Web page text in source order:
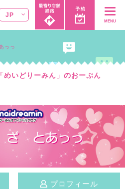
JP
MENU
めいどりーみん」のおーぷん
っっ
プロフィール